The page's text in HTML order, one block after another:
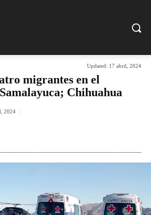
Updated: 17 abril, 2024
migrantes en el
Chihuahua
2024